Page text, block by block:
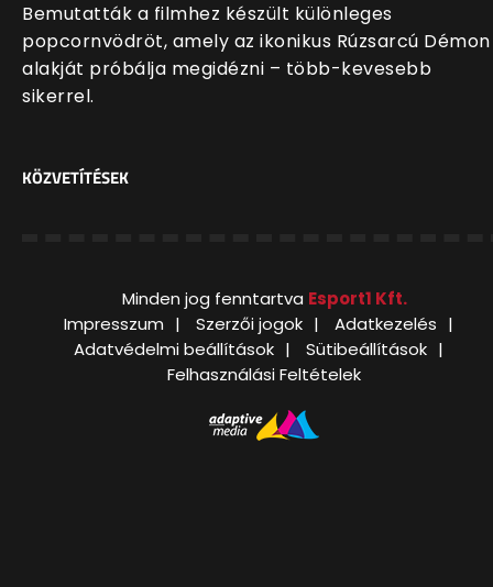
Bemutatták a filmhez készült különleges
popcornvödröt, amely az ikonikus Rúzsarcú Démon
alakját próbálja megidézni – több-kevesebb
sikerrel.
KÖZVETÍTÉSEK
Minden jog fenntartva Esport1 Kft.
Impresszum
Szerzői jogok
Adatkezelés
Adatvédelmi beállítások
Sütibeállítások
Felhasználási Feltételek